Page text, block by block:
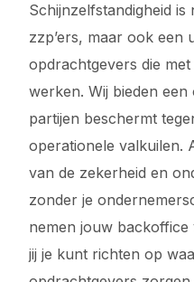
Schijnzelfstandigheid
zzp’ers, maar ook een
opdrachtgevers die
werken. Wij bieden een
partijen beschermt
operationele valkuilen.
van de zekerheid en
zonder je
nemen jouw
jij je kunt richten op